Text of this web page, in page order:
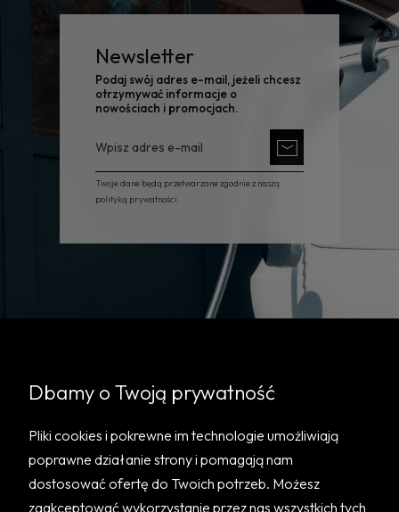
Newsletter
Podaj swój adres e-mail, jeżeli chcesz
otrzymywać informacje o
nowościach i promocjach.
Twoje dane będą przetwarzane zgodnie z naszą
polityką prywatności.
Pomoc
Informacje
O nas
Dbamy o Twoją prywatność
Pliki cookies i pokrewne im technologie umożliwiają
poprawne działanie strony i pomagają nam
dostosować ofertę do Twoich potrzeb. Możesz
zaakceptować wykorzystanie przez nas wszystkich tych